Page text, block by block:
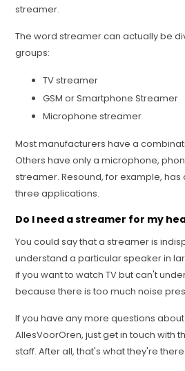
streamer.
The word streamer can actually be
groups:
TV streamer
GSM or Smartphone Streamer
Microphone streamer
Most manufacturers have a
Others have only a microphone,
streamer. Resound, for example,
three applications.
Do I need a streamer for my
You could say that a streamer is
understand a particular speaker in
if you want to watch TV but can't
because there is too much noise
If you have any more questions
AllesVoorOren, just get in touch with
staff. After all, that's what they're